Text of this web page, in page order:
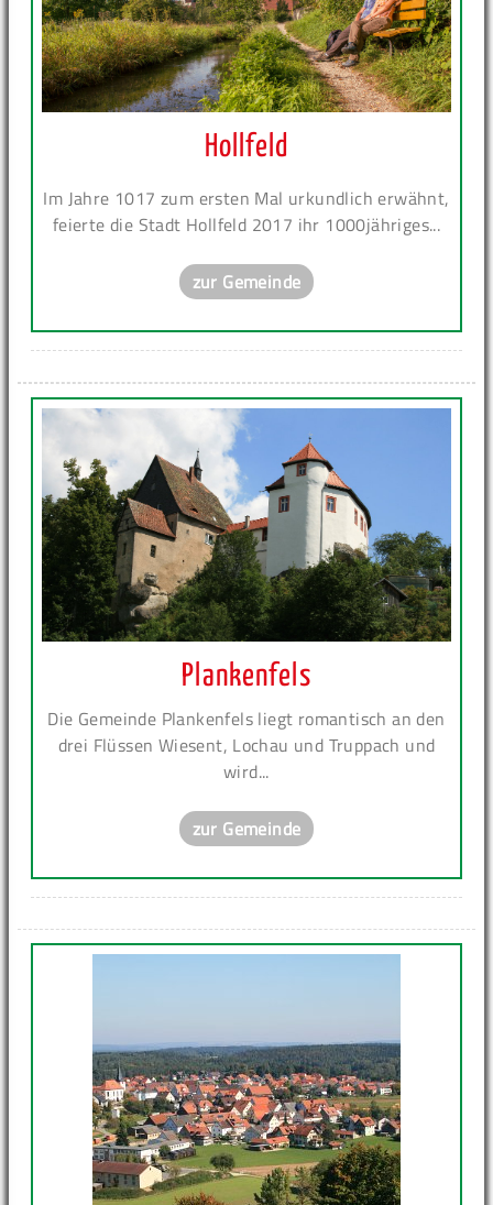
Hollfeld
Im Jahre 1017 zum ersten Mal urkundlich erwähnt,
feierte die Stadt Hollfeld 2017 ihr 1000jähriges...
zur Gemeinde
Plankenfels
Die Gemeinde Plankenfels liegt romantisch an den
drei Flüssen Wiesent, Lochau und Truppach und
wird...
zur Gemeinde